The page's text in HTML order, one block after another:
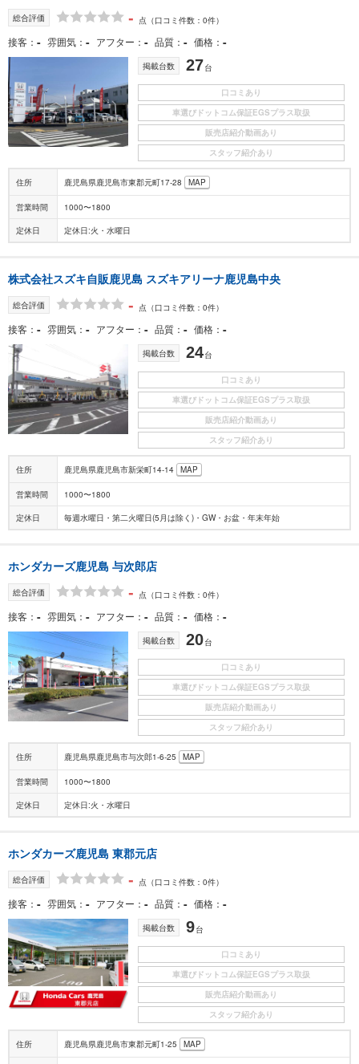
総合評価 - 点 （口コミ件数：0件）
接客 - 雰囲気 - アフター - 品質 - 価格 -
掲載台数 27台
口コミあり
車選びドットコム保証EGSプラス取扱
販売店紹介動画あり
スタッフ紹介あり
住所 鹿児島県鹿児島市東郡元町17-28 MAP
営業時間 1000〜1800
定休日 定休日:火・水曜日
株式会社スズキ自販鹿児島 スズキアリーナ鹿児島中央
総合評価 - 点 （口コミ件数：0件）
接客 - 雰囲気 - アフター - 品質 - 価格 -
掲載台数 24台
口コミあり
車選びドットコム保証EGSプラス取扱
販売店紹介動画あり
スタッフ紹介あり
住所 鹿児島県鹿児島市新栄町14-14 MAP
営業時間 1000〜1800
定休日 毎週水曜日・第二火曜日(5月は除く)・GW・お盆・年末年始
ホンダカーズ鹿児島 与次郎店
総合評価 - 点 （口コミ件数：0件）
接客 - 雰囲気 - アフター - 品質 - 価格 -
掲載台数 20台
口コミあり
車選びドットコム保証EGSプラス取扱
販売店紹介動画あり
スタッフ紹介あり
住所 鹿児島県鹿児島市与次郎1-6-25 MAP
営業時間 1000〜1800
定休日 定休日:火・水曜日
ホンダカーズ鹿児島 東郡元店
総合評価 - 点 （口コミ件数：0件）
接客 - 雰囲気 - アフター - 品質 - 価格 -
掲載台数 9台
口コミあり
車選びドットコム保証EGSプラス取扱
販売店紹介動画あり
スタッフ紹介あり
住所 鹿児島県鹿児島市東郡元町1-25 MAP